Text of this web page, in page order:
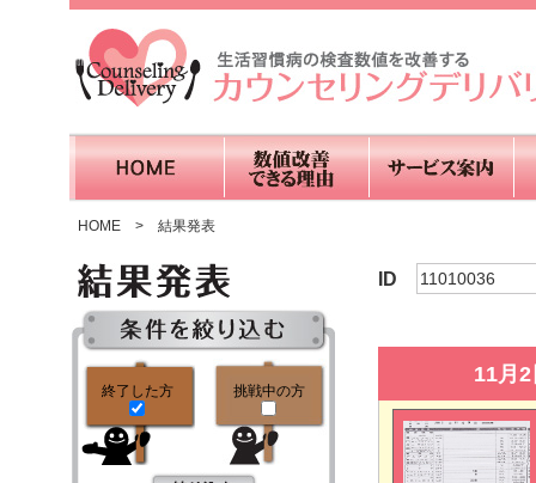
HOME> 結果発表
終了した方 挑戦中の方
ID 11010036
11月2